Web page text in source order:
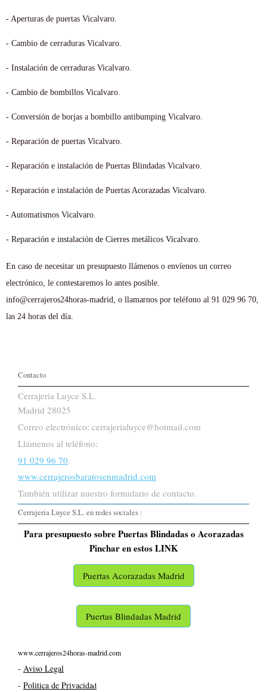
- Aperturas de puertas Vicalvaro.
- Cambio de cerraduras Vicalvaro.
- Instalación de cerraduras Vicalvaro.
- Cambio de bombillos Vicalvaro.
- Conversión de borjas a bombillo antibumping Vicalvaro.
- Reparación de puertas Vicalvaro.
- Reparación e instalación de Puertas Blindadas Vicalvaro.
- Reparación e instalación de Puertas Acorazadas Vicalvaro.
- Automatismos Vicalvaro.
- Reparación e instalación de Cierres metálicos Vicalvaro.
En caso de necesitar un presupuesto llámenos o envíenos un correo
electrónico, le contestaremos lo antes posible.
info@cerrajeros24horas-madrid, o llamarnos por teléfono al 91 029 96 70,
las 24 horas del día.
Contacto
Cerrajeria Luyce S.L.
Madrid 28025
Correo electrónico: cerrajerialuyce@hotmail.com
Llámenos al teléfono:
91 029 96 70.
www.cerrajerosbaratosenmadrid.com
También utilizar nuestro formulario de contacto.
Cerrajeria Luyce S.L. en redes sociales :
Para presupuesto sobre Puertas Blindadas o Acorazadas
Pinchar en estos LINK
Puertas Acorazadas Madrid
Puertas Blindadas Madrid
www.cerrajeros24horas-madrid.com
- Aviso Legal
- Politica de Privacidad